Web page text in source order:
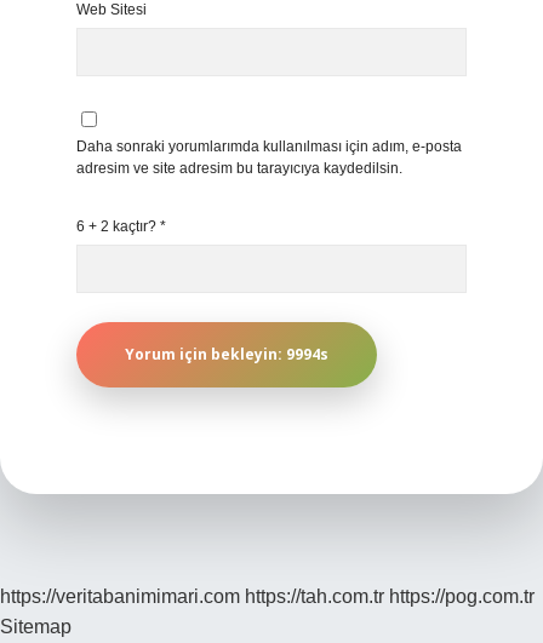
Web Sitesi
Daha sonraki yorumlarımda kullanılması için adım, e-posta
adresim ve site adresim bu tarayıcıya kaydedilsin.
6 + 2 kaçtır? *
https://veritabanimimari.com https://tah.com.tr https://pog.com.tr
Sitemap